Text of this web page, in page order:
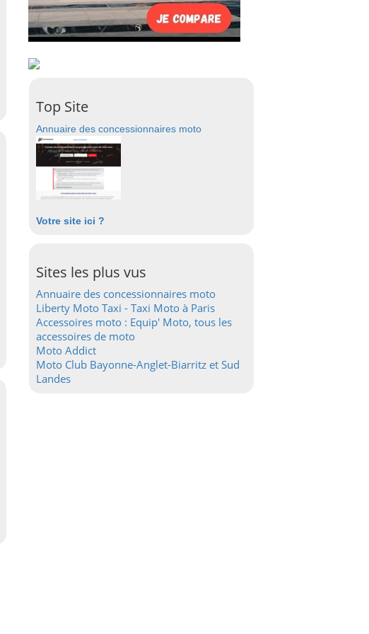
Top Site
Annuaire des concessionnaires moto
Votre site ici ?
Sites les plus vus
Annuaire des concessionnaires moto
Liberty Moto Taxi - Taxi Moto à Paris
Accessoires moto : Equip' Moto, tous les
accessoires de moto
Moto Addict
Moto Club Bayonne-Anglet-Biarritz et Sud
Landes